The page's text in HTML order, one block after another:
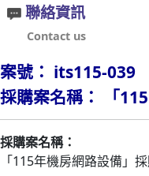
聯絡資訊
Contact us
案號： its115-039
採購案名稱： 「
採購案名稱：
「115年機房網路設備」